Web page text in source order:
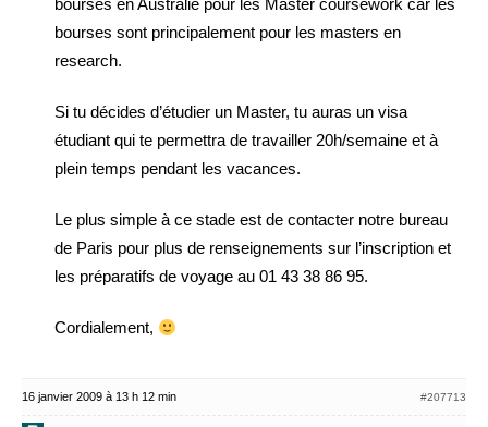
bourses en Australie pour les Master coursework car les
bourses sont principalement pour les masters en
research.
Si tu décides d’étudier un Master, tu auras un visa
étudiant qui te permettra de travailler 20h/semaine et à
plein temps pendant les vacances.
Le plus simple à ce stade est de contacter notre bureau
de Paris pour plus de renseignements sur l’inscription et
les préparatifs de voyage au 01 43 38 86 95.
Cordialement,
16 janvier 2009 à 13 h 12 min #207713